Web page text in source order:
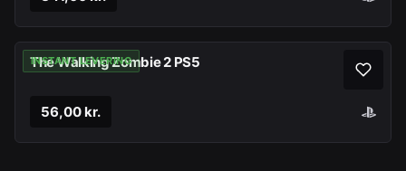
INSTANT LEVERING
The Walking Zombie 2 PS5
56,00 kr.